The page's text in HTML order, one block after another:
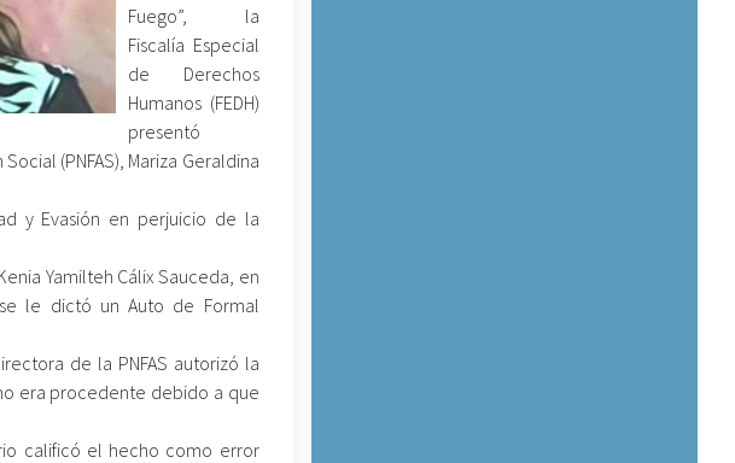
Fuego”, la
Fiscalía Especial
de Derechos
Humanos (FEDH)
presentó
(PNFAS), Mariza Geraldina
y Evasión en perjuicio de la
Yamilteh Cálix Sauceda, en
le dictó un Auto de Formal
de la PNFAS autorizó la
era procedente debido a que
calificó el hecho como error